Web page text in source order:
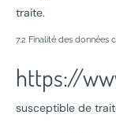
traite.
7.2 Finalité des données
https://
susceptible de